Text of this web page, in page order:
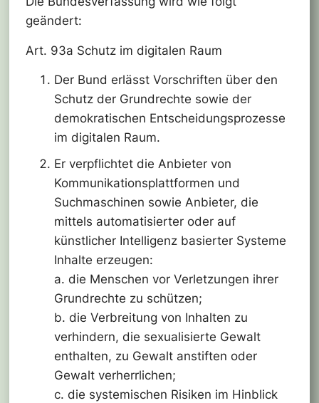
geändert:
Art. 93a Schutz im digitalen Raum
Der Bund erlässt Vorschriften über den
Schutz der Grundrechte sowie der
demokratischen Entscheidungsprozesse
im digitalen Raum.
Er verpflichtet die Anbieter von
Kommunikationsplattformen und
Suchmaschinen sowie Anbieter, die
mittels automatisierter oder auf
künstlicher Intelligenz basierter Systeme
Inhalte erzeugen:
a. die Menschen vor Verletzungen ihrer
Grundrechte zu schützen;
b. die Verbreitung von Inhalten zu
verhindern, die sexualisierte Gewalt
enthalten, zu Gewalt anstiften oder
Gewalt verherrlichen;
c. die systemischen Risiken im Hinblick